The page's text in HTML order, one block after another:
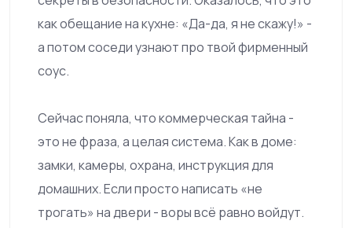
как обещание на кухне: «Да-да, я не скажу!» -
а потом соседи узнают про твой фирменный
соус.
Сейчас поняла, что коммерческая тайна -
это не фраза, а целая система. Как в доме:
замки, камеры, охрана, инструкция для
домашних. Если просто написать «не
трогать» на двери - воры всё равно войдут.